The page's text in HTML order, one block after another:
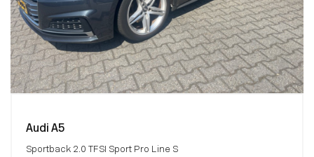
Audi A5
Sportback 2.0 TFSI Sport Pro Line S